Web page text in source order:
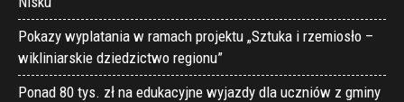
Pokazy wyplatania w ramach projektu „Sztuka i rzemiosło –
wikliniarskie dziedzictwo regionu”
Ponad 80 tys. zł na edukacyjne wyjazdy dla uczniów z gminy